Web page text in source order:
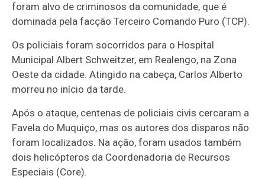
foram alvo de criminosos da comunidade, que é
dominada pela facção Terceiro Comando Puro (TCP).
Os policiais foram socorridos para o Hospital
Municipal Albert Schweitzer, em Realengo, na Zona
Oeste da cidade. Atingido na cabeça, Carlos Alberto
morreu no início da tarde.
Após o ataque, centenas de policiais civis cercaram a
Favela do Muquiço, mas os autores dos disparos não
foram localizados. Na ação, foram usados também
dois helicópteros da Coordenadoria de Recursos
Especiais (Core).